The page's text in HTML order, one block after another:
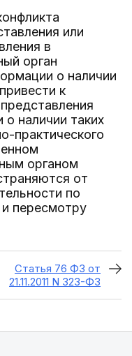
или
в
орган
о наличии
к
наличии таких
практического
органом
от
по
пересмотру
Статья 76 ФЗ от
21.11.2011 N 323-ФЗ